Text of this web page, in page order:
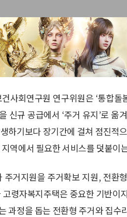
사회연구원 연구위원은 ‘통합
신규 공급에서 ‘주거 유지’로 옮
하기보다 장기간에 걸쳐 점진적
역에서 필요한 서비스를 덧붙이
거지원을 주거확보 지원, 전환
령자복지주택은 중요한 기반이
과정을 돕는 전환형 주거와 집